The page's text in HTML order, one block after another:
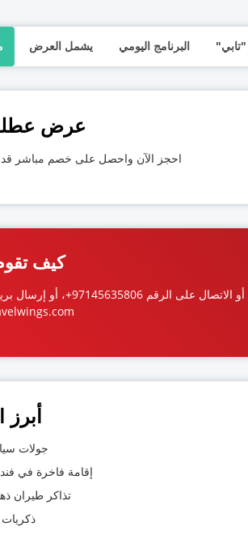
البرنامج اليومي يشمل العرض
عرض
احجز الآن واحصل على خصم مباشر قدره ١٬٠٠٠
كيف
ما عليك سوى ملء النموذج لحجز رحلتك، أو الاتصال
جولات
إقامة فاخرة في فندق 4
تذاكر طيران
ذكريات